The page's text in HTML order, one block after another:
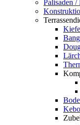
Palisaden /